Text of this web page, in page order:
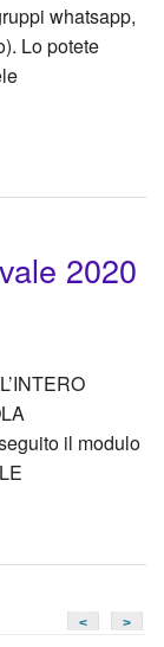
whatsapp,
Lo potete
2020
il modulo
< >